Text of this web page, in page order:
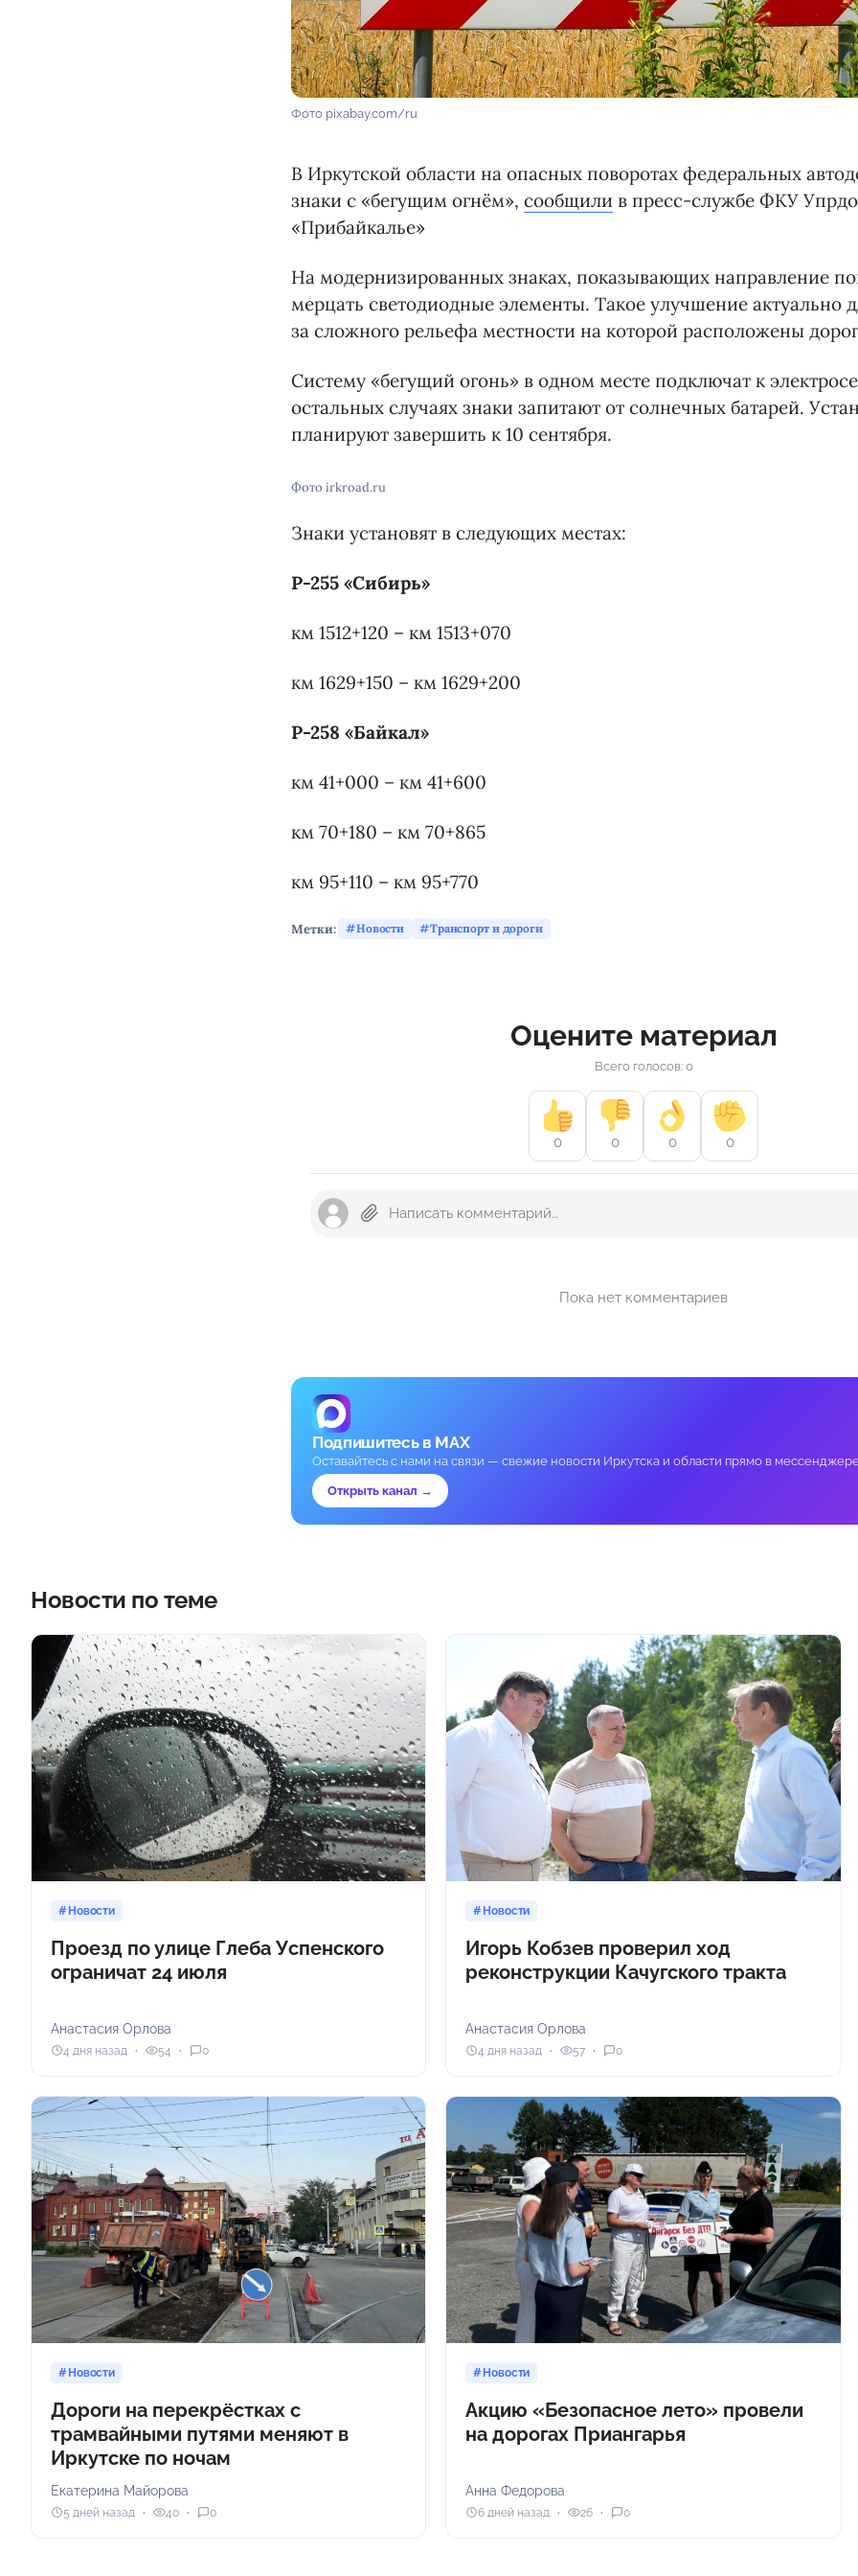
Фото pixabay.com/ru
В Иркутской области на опасных поворотах федеральных
знаки с «бегущим огнём», сообщили в пресс-службе ФКУ
«Прибайкалье»
На модернизированных знаках, показывающих направление
мерцать светодиодные элементы. Такое улучшение актуально
за сложного рельефа местности на которой расположены
Систему «бегущий огонь» в одном месте подключат к
остальных случаях знаки запитают от солнечных батарей.
планируют завершить к 10 сентября.
Фото irkroad.ru
Знаки установят в следующих местах:
Р-255 «Сибирь»
км 1512+120 – км 1513+070
км 1629+150 – км 1629+200
Р-258 «Байкал»
км 41+000 – км 41+600
км 70+180 – км 70+865
км 95+110 – км 95+770
Метки: Новости Транспорт и дороги
Оцените материал
Всего голосов: 0
0 0 0 0
Пока нет комментариев
Подпишитесь в MAX
Оставайтесь с нами на связи — свежие новости Иркутска и области прямо в
Открыть канал →
Новости по теме
Новости
Проезд по улице Глеба Успенского
ограничат 24 июля
Анастасия Орлова
4 дня назад 54 0
Новости
Игорь Кобзев проверил ход
реконструкции Качугского тракта
Анастасия Орлова
4 дня назад 57 0
Новости
Дороги на перекрёстках с
трамвайными путями меняют в
Иркутске по ночам
Екатерина Майорова
5 дней назад 40 0
Новости
Акцию «Безопасное лето» провели
на дорогах Приангарья
Анна Федорова
6 дней назад 26 0